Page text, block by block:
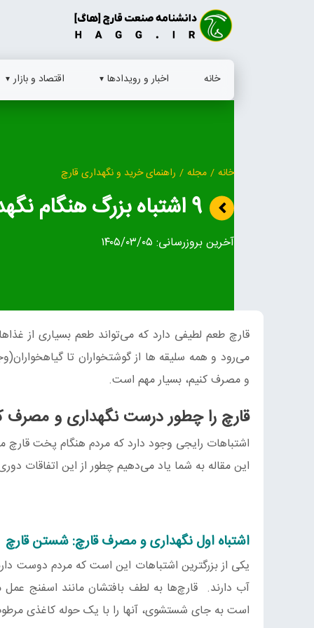
خانه اخبار و رویدادها اقتصاد و بازار
خانه / مجله / راهنمای خرید و نگهداری قارچ
9 اشتباه بزرگ هنگام نگهداری و مصرف قارچ
آخرین بروزرسانی: ۱۴۰۵/۰۳/۰۵
قارچ طعم لطیفی دارد که می‌تواند طعم بسیاری از
می‌رود و همه سلیقه‌ ها از گوشتخواران تا
و مصرف کنیم، بسیار مهم است.
قارچ را چطور درست نگهداری و مصرف
اشتباهات رایجی وجود دارد که مردم هنگام پخت قارچ
این مقاله به شما یاد می‌دهیم چطور از این اتفاقات
اشتباه اول نگهداری و مصرف قارچ: شستن قارچ
یکی از بزرگترین اشتباهات این است که مردم دوست
آب دارند. قارچ‌ها به لطف بافتشان مانند اسفنج
است به جای شستشوی، آنها را با یک حوله کاغذی